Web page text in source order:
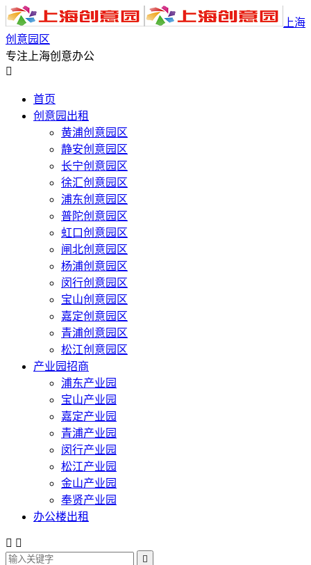
上海
创意园区
专注上海创意办公

首页
创意园出租
黄浦创意园区
静安创意园区
长宁创意园区
徐汇创意园区
浦东创意园区
普陀创意园区
虹口创意园区
闸北创意园区
杨浦创意园区
闵行创意园区
宝山创意园区
嘉定创意园区
青浦创意园区
松江创意园区
产业园招商
浦东产业园
宝山产业园
嘉定产业园
青浦产业园
闵行产业园
松江产业园
金山产业园
奉贤产业园
办公楼出租
 
